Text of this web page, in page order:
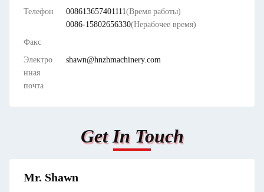
Телефон 008613657401111(Время работы)
0086-15802656330(Нерабочее время)
Факс
Электро
нная
почта
shawn@hnzhmachinery.com
Get In Touch
Mr. Shawn